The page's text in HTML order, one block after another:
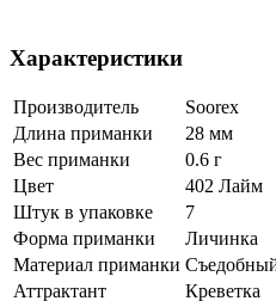
Характеристики
Производитель
Soorex
Длина приманки
28 мм
Вес приманки
0.6 г
Цвет
402 Лайм
Штук в упаковке
7
Форма приманки
Личинка
Материал приманки
Аттрактант
Креветка